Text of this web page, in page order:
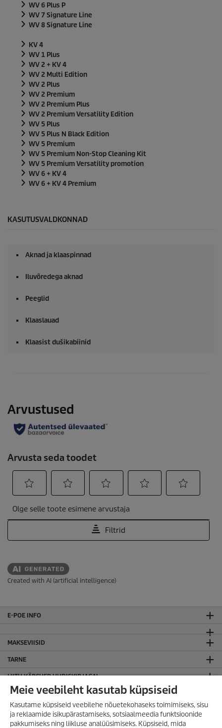
WV 6 Plus P
WV 7 Signature Line
WV 8 Signature Line
KV 4
WV 1 Plus
WV 2 + KV 4
WV 2 Multi Edition
WV 2 Plus
WV 2 Premium
WV 2 Premium Plus
WV 2 Premium Versatility Edition
WV 5 Plus
WV 5 Plus N Black Edition
WV 5 Premium
WV 5 Premium Non-Stop Cleaning Kit
WV 5 Premium Versatility promotion
WV 6 + KV 4
WV 6 + KV 4 Premium
KASUTUSVALDKONNAD
Aknad ja klaaspinnad
Iluvõredega aknad
Peeglid
Klaaslauad
Klaasist dušikabiinid
Created with AI (artificial intelligence)
E-POE INFO
MAKSEVIISID
TARNE
LIITU KÄRCHER UUDISKIRJAGA!
JURIIDILINE TEAVE
Sisukaart
Kodulehe kasutamise tingimused
Meie veebileht kasutab küpsiseid
Kasutame küpsiseid veebilehe nõuetekohaseks toimimiseks, sisu
ja reklaamide isikupärastamiseks, sotsiaalmeedia funktsioonide
pakkumiseks ning liikluse analüüsimiseks. Küpsiseid, mida